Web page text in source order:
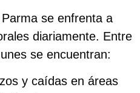
se enfrenta a
diariamente. Entre
se encuentran:
y caídas en áreas